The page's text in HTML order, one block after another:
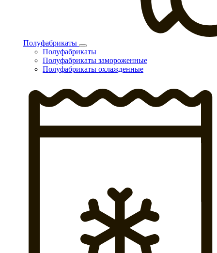
Полуфабрикаты
Полуфабрикаты
Полуфабрикаты замороженные
Полуфабрикаты охлажденные